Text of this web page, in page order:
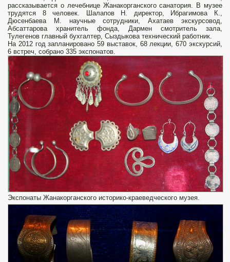
рассказывается о лечебнице Жанакорганского санатория. В музее
трудятся 8 человек. Шалапов Н. директор, Ибрагимова К.,
Дюсенбаева М. научные сотрудники, Ахатаев экскурсовод,
Абсаттарова хранитель фонда, Дармен смотритель зала,
Тулегенов главный бухгалтер, Сыздыкова технический работник.
На 2012 год запланировано 59 выставок, 68 лекции, 670 экскурсий,
6 встреч, собрано 335 экспонатов.
Экспонаты Жанакорганского историко-краеведческого музея.